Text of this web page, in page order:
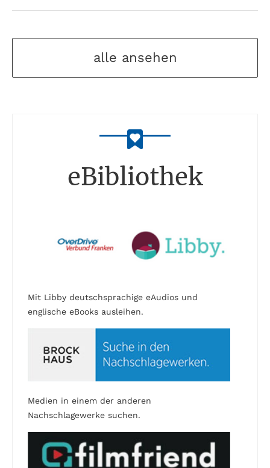
alle ansehen
eBibliothek
Mit Libby deutschsprachige eAudios und
englische eBooks ausleihen.
Medien in einem der anderen
Nachschlagewerke suchen.